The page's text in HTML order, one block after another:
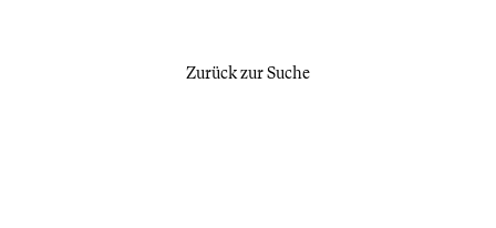
Zurück zur Suche